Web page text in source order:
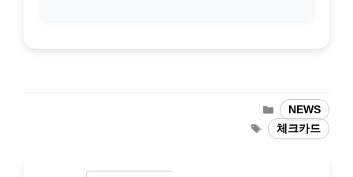
카
테
고
NEWS
태
그
체크카드